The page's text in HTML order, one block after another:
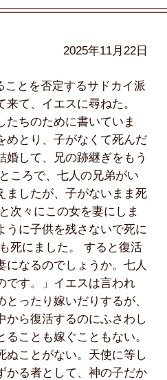
2025年11月22日
ことを否定するサドカイ派
て、イエスに尋ねた。
たちのために書いていま
めとり、子がなくて死んだ
婚して、兄の跡継ぎをもう
ころで、七人の兄弟がい
ましたが、子がないまま死
次々にこの女を妻にしま
うに子供を残さないで死に
死にました。 すると復活
になるのでしょうか。七人
です。」イエスは言われ
ったり嫁いだりするが、
から復活するのにふさわし
ことも嫁ぐこともない。
ぬことがない。天使に等し
かる者として、神の子だか